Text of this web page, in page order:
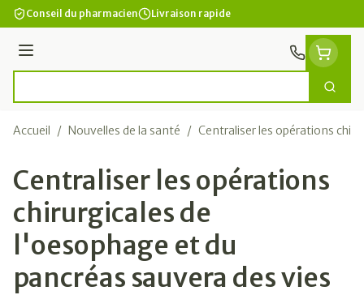
Aller au contenu
Conseil du pharmacien Livraison rapide
Menu
Accueil / Nouvelles de la santé / Centraliser les opérations
Centraliser les opérations
chirurgicales de
l'oesophage et du
pancréas sauvera des vies